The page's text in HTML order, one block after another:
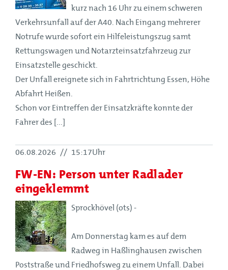
kurz nach 16 Uhr zu einem schweren
Verkehrsunfall auf der A40. Nach Eingang mehrerer
Notrufe wurde sofort ein Hilfeleistungszug samt
Rettungswagen und Notarzteinsatzfahrzeug zur
Einsatzstelle geschickt.
Der Unfall ereignete sich in Fahrtrichtung Essen, Höhe
Abfahrt Heißen.
Schon vor Eintreffen der Einsatzkräfte konnte der
Fahrer des [...]
06.08.2026 // 15:17Uhr
FW-EN: Person unter Radlader
eingeklemmt
Sprockhövel (ots) -
Am Donnerstag kam es auf dem
Radweg in Haßlinghausen zwischen
Poststraße und Friedhofsweg zu einem Unfall. Dabei